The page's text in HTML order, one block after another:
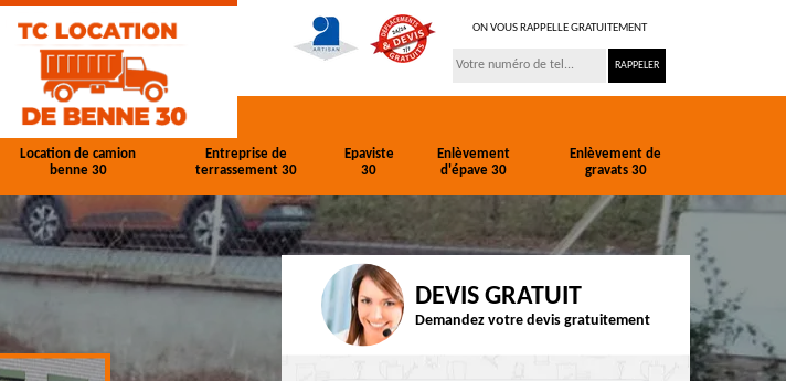
ON VOUS RAPPELLE GRATUITEMENT
Location de camion
benne 30
Entreprise de
terrassement 30
Epaviste
30
Enlèvement
d'épave 30
Enlèvement de
gravats 30
DEVIS GRATUIT
Demandez votre devis gratuitement